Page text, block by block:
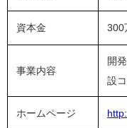
資本金 300
事業内容
開
設
ホームページ